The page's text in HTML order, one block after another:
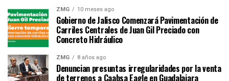
ZMG 10 meses ago
Gobierno de Jalisco Comenzará Pavimentación de
Carriles Centrales de Juan Gil Preciado con
Concreto Hidráulico
ZMG 8 años ago
Denuncian presuntas irregularidades por la venta
de terrenos a Caabsa Eagle en Guadalajara